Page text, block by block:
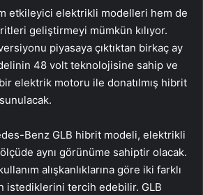
etkileyici elektrikli modelleri hem de
geliştirmeyi mümkün kılıyor.
piyasaya çıktıktan birkaç ay
48 volt teknolojisine sahip ve
elektrik motoru ile donatılmış hibrit
Benz GLB hibrit modeli, elektrikli
aynı görünüme sahiptir olacak.
alışkanlıklarına göre iki farklı
istediklerini tercih edebilir. GLB